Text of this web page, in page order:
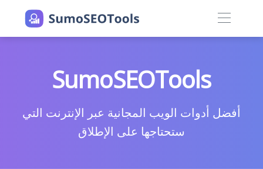
SumoSEOTools
أفضل أدوات الويب المجانية عبر الإنترنت التي
ستحتاجها على الإطلاق